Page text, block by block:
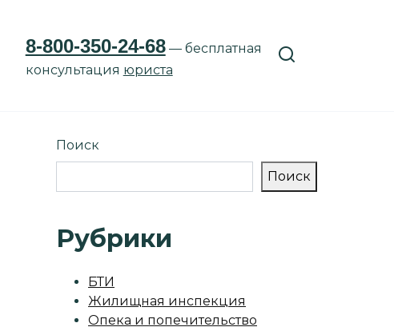
8-800-350-24-68— бесплатная
консультация юриста
Поиск
Поиск
Рубрики
БТИ
Жилищная инспекция
Опека и попечительство